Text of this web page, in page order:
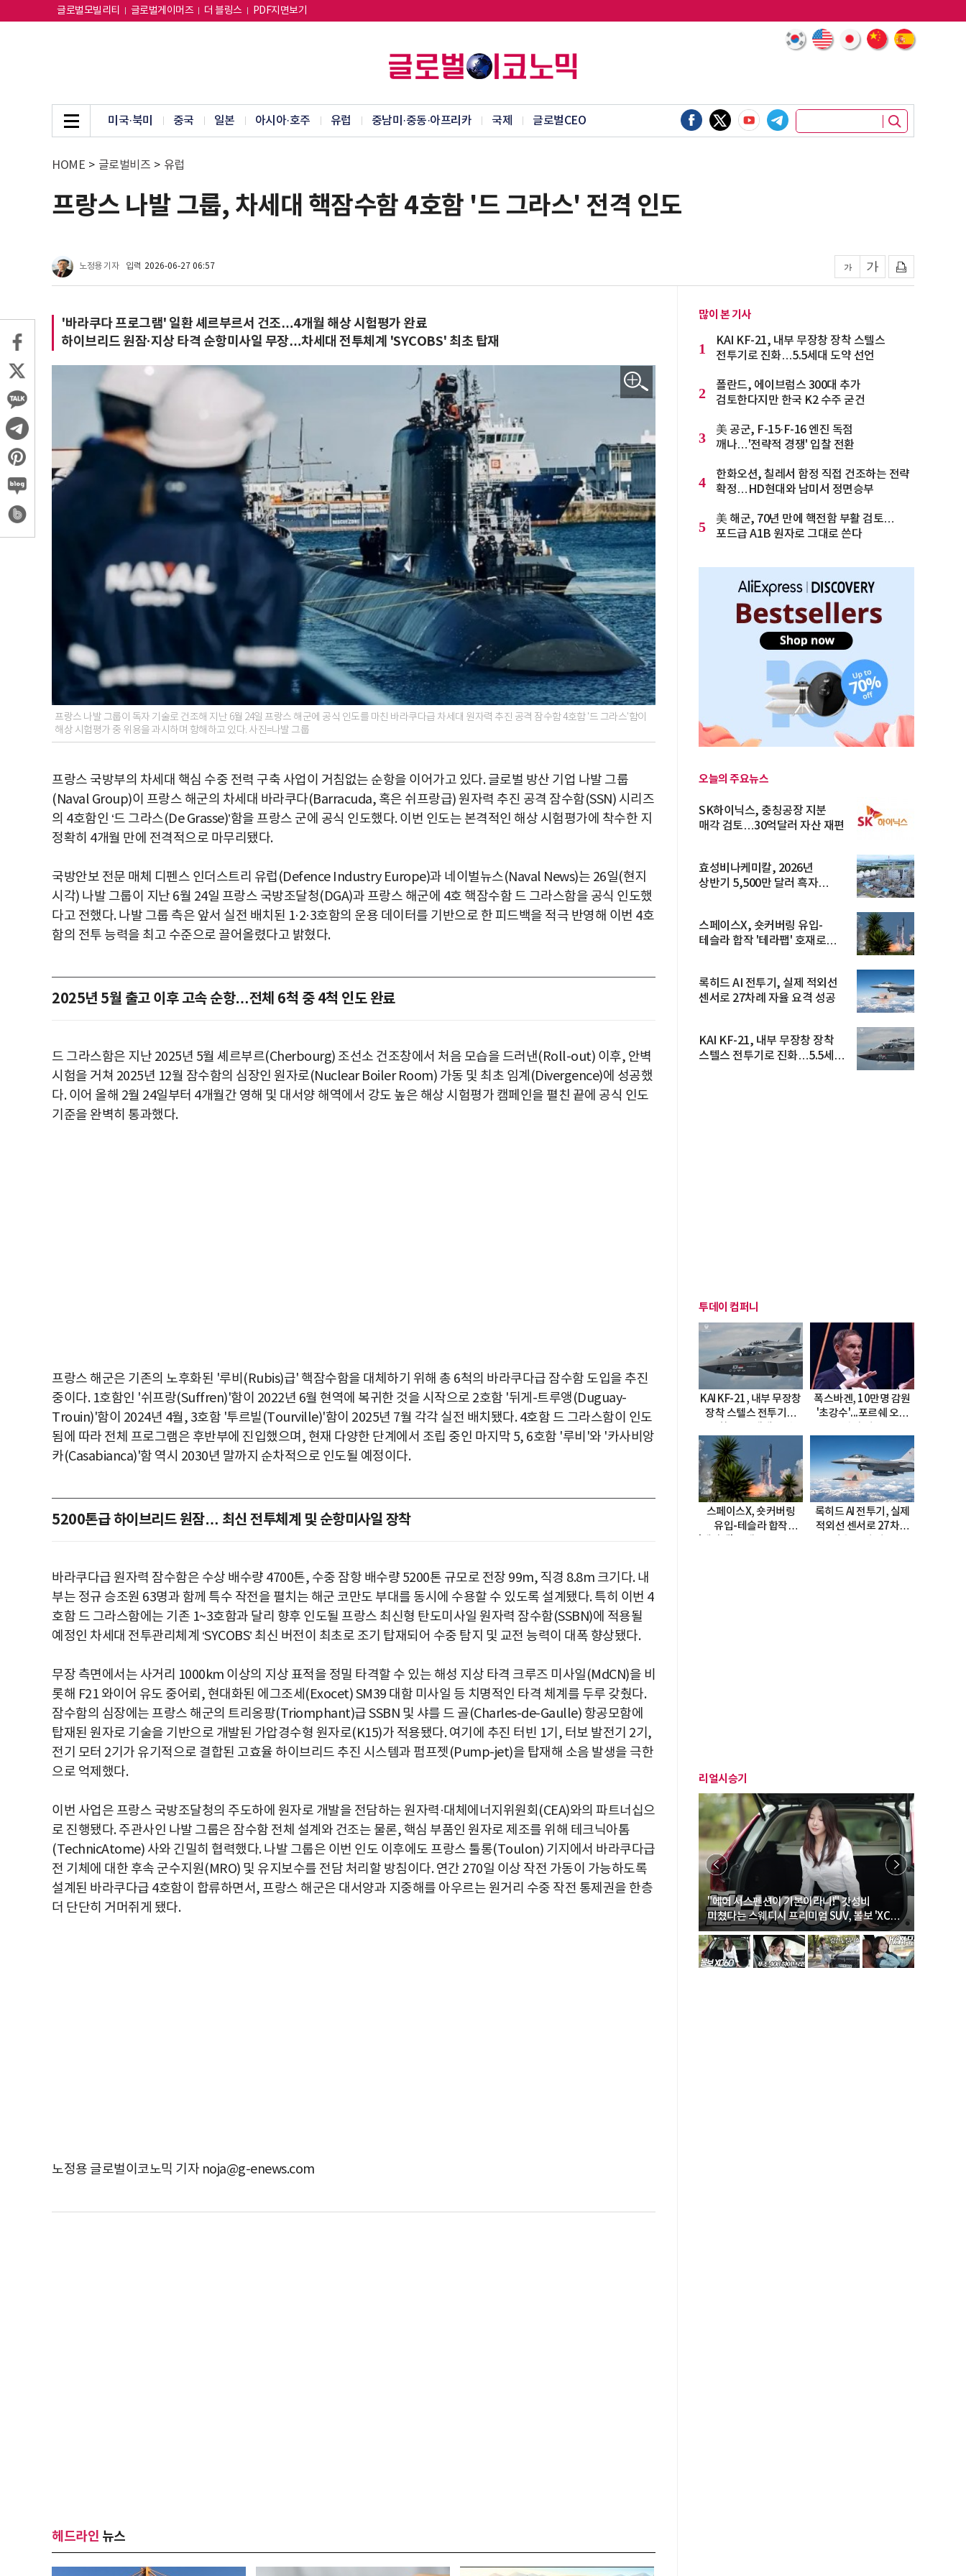
글로벌모빌리티 글로벌게이머즈 더 블링스 PDF지면보기
미국·북미 중국 일본 아시아·호주 유럽 중남미·중동·아프리카 국제 글로벌CEO
HOME > 글로벌비즈 > 유럽
프랑스 나발 그룹, 차세대 핵잠수함 4호함 '드 그라스' 전격 인도
노정용 기자 입력 2026-06-27 06:57
'바라쿠다 프로그램' 일환 셰르부르서 건조…4개월 해상 시험평가 완료
하이브리드 원잠·지상 타격 순항미사일 무장…차세대 전투체계 'SYCOBS' 최초 탑재
프랑스 나발 그룹이 독자 기술로 건조해 지난 6월 24일 프랑스 해군에 공식 인도를 마친 바라쿠다급 차세대 원자력 추진 공격 잠수함 4호함 '드 그라스'함이
해상 시험평가 중 위용을 과시하며 항해하고 있다. 사진=나발 그룹
프랑스 국방부의 차세대 핵심 수중 전력 구축 사업이 거침없는 순항을 이어가고 있다. 글로벌 방산 기업 나발 그룹
(Naval Group)이 프랑스 해군의 차세대 바라쿠다(Barracuda, 혹은 쉬프랑급) 원자력 추진 공격 잠수함(SSN) 시리즈
의 4호함인 ‘드 그라스(De Grasse)’함을 프랑스 군에 공식 인도했다. 이번 인도는 본격적인 해상 시험평가에 착수한 지
정확히 4개월 만에 전격적으로 마무리됐다.
국방안보 전문 매체 디펜스 인더스트리 유럽(Defence Industry Europe)과 네이벌뉴스(Naval News)는 26일(현지
시각) 나발 그룹이 지난 6월 24일 프랑스 국방조달청(DGA)과 프랑스 해군에 4호 핵잠수함 드 그라스함을 공식 인도했
다고 전했다. 나발 그룹 측은 앞서 실전 배치된 1·2·3호함의 운용 데이터를 기반으로 한 피드백을 적극 반영해 이번 4호
함의 전투 능력을 최고 수준으로 끌어올렸다고 밝혔다.
2025년 5월 출고 이후 고속 순항…전체 6척 중 4척 인도 완료
드 그라스함은 지난 2025년 5월 셰르부르(Cherbourg) 조선소 건조창에서 처음 모습을 드러낸(Roll-out) 이후, 안벽
시험을 거쳐 2025년 12월 잠수함의 심장인 원자로(Nuclear Boiler Room) 가동 및 최초 임계(Divergence)에 성공했
다. 이어 올해 2월 24일부터 4개월간 영해 및 대서양 해역에서 강도 높은 해상 시험평가 캠페인을 펼친 끝에 공식 인도
기준을 완벽히 통과했다.
프랑스 해군은 기존의 노후화된 '루비(Rubis)급' 핵잠수함을 대체하기 위해 총 6척의 바라쿠다급 잠수함 도입을 추진
중이다. 1호함인 '쉬프랑(Suffren)'함이 2022년 6월 현역에 복귀한 것을 시작으로 2호함 '뒤게-트루앵(Duguay-
Trouin)'함이 2024년 4월, 3호함 '투르빌(Tourville)'함이 2025년 7월 각각 실전 배치됐다. 4호함 드 그라스함이 인도
됨에 따라 전체 프로그램은 후반부에 진입했으며, 현재 다양한 단계에서 조립 중인 마지막 5, 6호함 '루비'와 '카사비앙
카(Casabianca)'함 역시 2030년 말까지 순차적으로 인도될 예정이다.
5200톤급 하이브리드 원잠… 최신 전투체계 및 순항미사일 장착
바라쿠다급 원자력 잠수함은 수상 배수량 4700톤, 수중 잠항 배수량 5200톤 규모로 전장 99m, 직경 8.8m 크기다. 내
부는 정규 승조원 63명과 함께 특수 작전을 펼치는 해군 코만도 부대를 동시에 수용할 수 있도록 설계됐다. 특히 이번 4
호함 드 그라스함에는 기존 1~3호함과 달리 향후 인도될 프랑스 최신형 탄도미사일 원자력 잠수함(SSBN)에 적용될
예정인 차세대 전투관리체계 ‘SYCOBS’ 최신 버전이 최초로 조기 탑재되어 수중 탐지 및 교전 능력이 대폭 향상됐다.
무장 측면에서는 사거리 1000km 이상의 지상 표적을 정밀 타격할 수 있는 해성 지상 타격 크루즈 미사일(MdCN)을 비
롯해 F21 와이어 유도 중어뢰, 현대화된 에그조세(Exocet) SM39 대함 미사일 등 치명적인 타격 체계를 두루 갖췄다.
잠수함의 심장에는 프랑스 해군의 트리옹팡(Triomphant)급 SSBN 및 샤를 드 골(Charles-de-Gaulle) 항공모함에
탑재된 원자로 기술을 기반으로 개발된 가압경수형 원자로(K15)가 적용됐다. 여기에 추진 터빈 1기, 터보 발전기 2기,
전기 모터 2기가 유기적으로 결합된 고효율 하이브리드 추진 시스템과 펌프젯(Pump-jet)을 탑재해 소음 발생을 극한
으로 억제했다.
이번 사업은 프랑스 국방조달청의 주도하에 원자로 개발을 전담하는 원자력·대체에너지위원회(CEA)와의 파트너십으
로 진행됐다. 주관사인 나발 그룹은 잠수함 전체 설계와 건조는 물론, 핵심 부품인 원자로 제조를 위해 테크닉아톰
(TechnicAtome) 사와 긴밀히 협력했다. 나발 그룹은 이번 인도 이후에도 프랑스 툴롱(Toulon) 기지에서 바라쿠다급
전 기체에 대한 후속 군수지원(MRO) 및 유지보수를 전담 처리할 방침이다. 연간 270일 이상 작전 가동이 가능하도록
설계된 바라쿠다급 4호함이 합류하면서, 프랑스 해군은 대서양과 지중해를 아우르는 원거리 수중 작전 통제권을 한층
더 단단히 거머쥐게 됐다.
노정용 글로벌이코노믹 기자 noja@g-enews.com
헤드라인 뉴스
많이 본 기사
1
KAI KF-21, 내부 무장창 장착 스텔스
전투기로 진화…5.5세대 도약 선언
2
폴란드, 에이브럼스 300대 추가
검토한다지만 한국 K2 수주 굳건
3
美 공군, F-15·F-16 엔진 독점
깨나…'전략적 경쟁' 입찰 전환
4
한화오션, 칠레서 함정 직접 건조하는 전략
확정…HD현대와 남미서 정면승부
5
美 해군, 70년 만에 핵전함 부활 검토…
포드급 A1B 원자로 그대로 쓴다
오늘의 주요뉴스
SK하이닉스, 충칭공장 지분
매각 검토…30억달러 자산 재편
효성비나케미칼, 2026년
상반기 5,500만 달러 흑자
스페이스X, 숏커버링 유입-
테슬라 합작 '테라팹' 호재로
록히드 AI 전투기, 실제 적외선
센서로 27차례 자율 요격 성공
KAI KF-21, 내부 무장창 장착
스텔스 전투기로 진화…5.5세대
투데이 컴퍼니
KAI KF-21, 내부 무장창
장착 스텔스 전투기로
폭스바겐, 10만명 감원
'초강수'...포르쉐 오너
스페이스X, 숏커버링
유입-테슬라 합작
록히드 AI 전투기, 실제
적외선 센서로 27차례
리얼시승기
"에어 서스펜션이 기본이라니!" 갓성비
미쳤다는 스웨디시 프리미엄 SUV, 볼보 'XC60
B5 울트라'